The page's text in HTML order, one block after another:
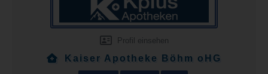
Profil einsehen
Kaiser Apotheke Böhm oHG